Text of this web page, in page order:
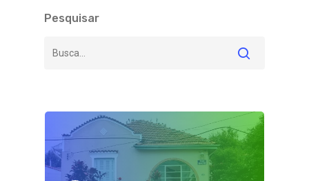
Pesquisar